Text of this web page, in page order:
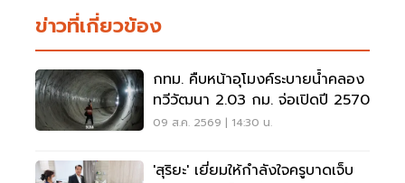
ข่าวที่เกี่ยวข้อง
กทม. คืบหน้าอุโมงค์ระบายน้ำคลอง
ทวีวัฒนา 2.03 กม. จ่อเปิดปี 2570
09 ส.ค. 2569 | 14:30 น.
'สุริยะ' เยี่ยมให้กำลังใจครูบาดเจ็บ